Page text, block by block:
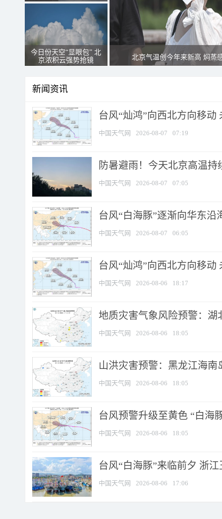
今日份天空“显眼包” 北
京浓积云强势抢镜
北京气温创今年来新高 焖蒸
新闻资讯
台风“灿鸿”向西北方向移动
中国天气网 2026-08-07 07:19
防暑避雨！今天北京高温
中国天气网 2026-08-07 07:05
台风“白海豚”逐渐向华东沿
中国天气网 2026-08-07 06:05
台风“灿鸿”向西北方向移动
中国天气网 2026-08-06 18:17
地质灾害气象风险预警：湖
中国天气网 2026-08-06 18:05
山洪灾害预警：黑龙江海
中国天气网 2026-08-06 18:05
台风预警升级至黄色 “白海
中国天气网 2026-08-06 18:05
台风“白海豚”来临前夕 浙
中国天气网 2026-08-06 17:06